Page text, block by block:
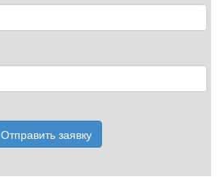
Отправить заявку